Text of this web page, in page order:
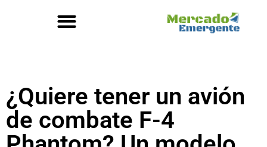
¿Quiere tener un avión
de combate F-4